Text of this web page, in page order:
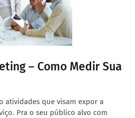
– Como Medir Sua
atividades que visam expor a
Pra o seu público alvo com